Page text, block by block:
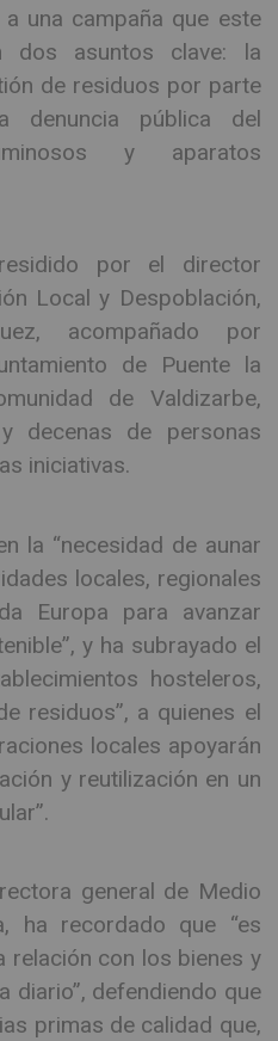
una campaña que este
asuntos clave: la
de residuos por parte
pública del
y aparatos
por el director
Local y Despoblación,
acompañado por
de Puente la
de Valdizarbe,
decenas de personas
iniciativas.
la “necesidad de aunar
locales, regionales
Europa para avanzar
y ha subrayado el
hosteleros,
residuos”, a quienes el
locales apoyarán
y reutilización en un
general de Medio
ha recordado que “es
relación con los bienes y
diario”, defendiendo que
primas de calidad que,